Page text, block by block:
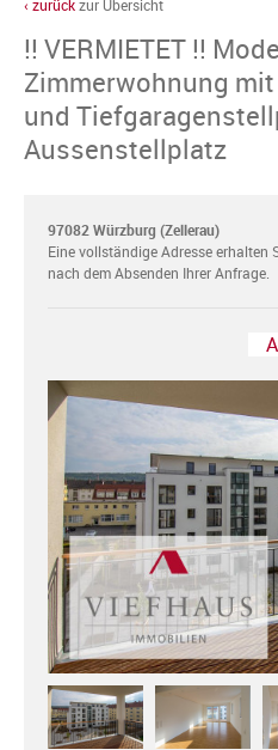
‹ zurückzur Übersicht
!! VERMIETET !!
Zimmerwohnung
und
Aussenstellplatz
97082 Würzburg (Zellerau)
Eine vollständige Adresse erhalten
nach dem Absenden Ihrer Anfrage.